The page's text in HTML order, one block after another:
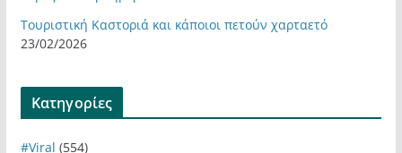
Τουριστική Καστοριά και κάποιοι πετούν χαρταετό
23/02/2026
Kατηγορίες
#Viral (554)